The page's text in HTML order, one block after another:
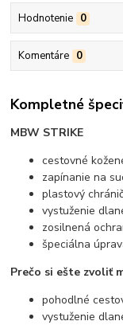
Hodnotenie 0
Komentáre 0
Kompletné
MBW STRIKE
cestovné
zapínanie na
plastový
vystuženie
zosilnená
špeciálna
Prečo si ešte zvoliť
pohodlné
vystuženie